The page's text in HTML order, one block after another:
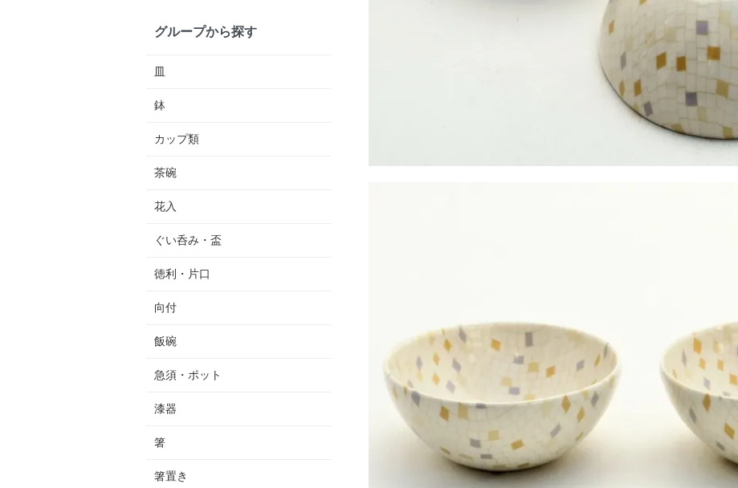
グループから探す
皿
鉢
カップ類
茶碗
花入
ぐい呑み・盃
徳利・片口
向付
飯碗
急須・ポット
漆器
箸
箸置き